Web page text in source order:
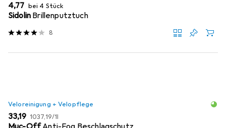
EUR
4,77 bei 4 Stück
Sidolin Brillenputztuch
8
Veloreinigung + Velopflege
EUR
33,19 EUR
1037,19/1l